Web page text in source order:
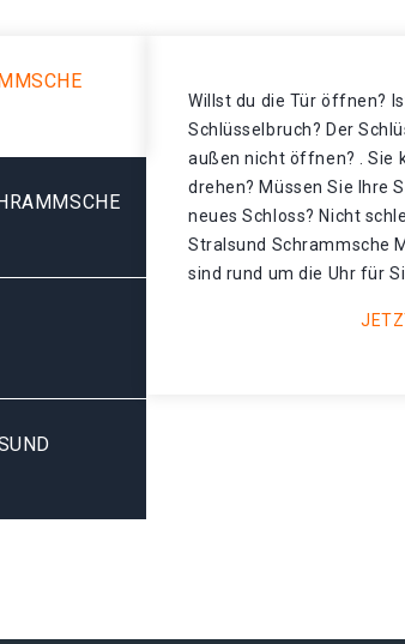
Willst du die Tür öffnen?
Schlüsselbruch? Der
außen nicht öffnen? . Sie
drehen? Müssen Sie Ihre
neues Schloss? Nicht
Stralsund Schrammsche
sind rund um die Uhr für